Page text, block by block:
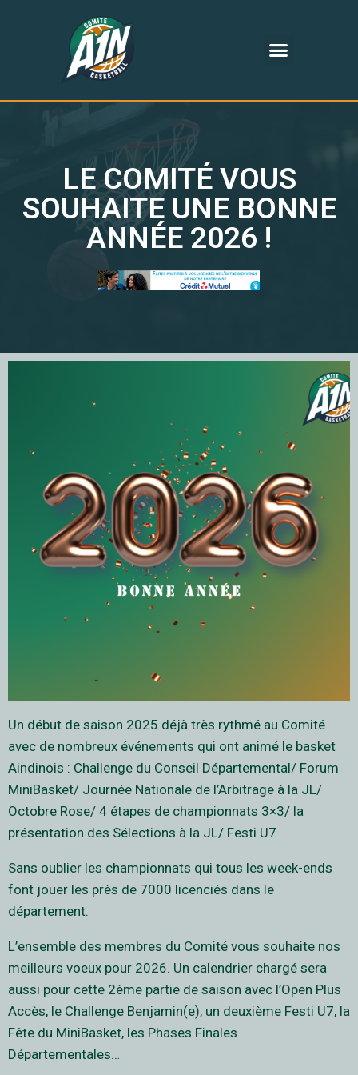
LE COMITÉ VOUS
SOUHAITE UNE BONNE
ANNÉE 2026 !
Un début de saison 2025 déjà très rythmé au Comité
avec de nombreux événements qui ont animé le basket
Aindinois : Challenge du Conseil Départemental/ Forum
MiniBasket/ Journée Nationale de l’Arbitrage à la JL/
Octobre Rose/ 4 étapes de championnats 3×3/ la
présentation des Sélections à la JL/ Festi U7
Sans oublier les championnats qui tous les week-ends
font jouer les près de 7000 licenciés dans le
département.
L’ensemble des membres du Comité vous souhaite nos
meilleurs voeux pour 2026. Un calendrier chargé sera
aussi pour cette 2ème partie de saison avec l’Open Plus
Accès, le Challenge Benjamin(e), un deuxième Festi U7, la
Fête du MiniBasket, les Phases Finales
Départementales…